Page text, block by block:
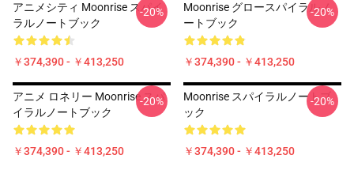
アニメシティ Moonrise スパイ
ラルノートブック
￥374,390 - ￥413,250
-20%
Moonrise グロースパイラルノ
ートブック
￥374,390 - ￥413,250
-20%
アニメ ロネリー Moonrise スパ
イラルノートブック
￥374,390 - ￥413,250
-20%
Moonrise スパイラルノートブ
ック
￥374,390 - ￥413,250
-20%